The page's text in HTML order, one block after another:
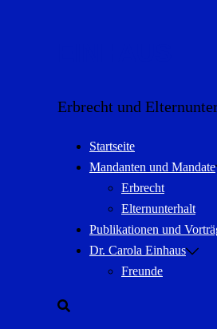
Erbrecht und
Startseite
Mandanten und Mandate
Erbrecht
Elternunterhalt
Publikationen und
Dr. Carola Einhaus
Freunde
Suche